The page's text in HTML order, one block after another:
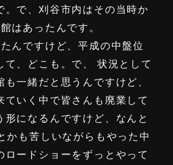
。で、刈谷市内はその当時か
はあったんです。
んですけど、平成の中盤位
て、どこも。で、 状況として
一緒だと思うんですけど、
ていく中で皆さんも廃業して
形になるんですけど、なんと
かも苦しいながらもやった中
ロードショーをずっとやって